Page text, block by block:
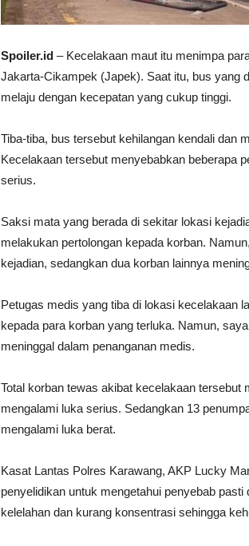
Spoiler.id – Kecelakaan maut itu menimpa
Jakarta-Cikampek (Japek). Saat itu, bus yang
melaju dengan kecepatan yang cukup tinggi.
Tiba-tiba, bus tersebut kehilangan kendali dan
Kecelakaan tersebut menyebabkan beberapa
serius.
Saksi mata yang berada di sekitar lokasi
melakukan pertolongan kepada korban.
kejadian, sedangkan dua korban lainnya
Petugas medis yang tiba di lokasi kecelakaan
kepada para korban yang terluka. Namun,
meninggal dalam penanganan medis.
Total korban tewas akibat kecelakaan
mengalami luka serius. Sedangkan 13
mengalami luka berat.
Kasat Lantas Polres Karawang, AKP Lucky
penyelidikan untuk mengetahui penyebab
kelelahan dan kurang konsentrasi sehingga